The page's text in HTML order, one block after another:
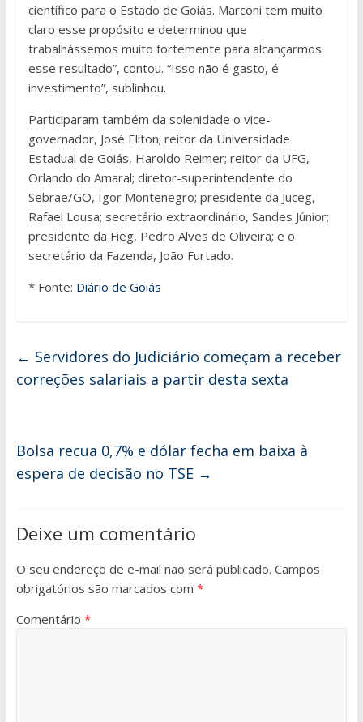
científico para o Estado de Goiás. Marconi tem muito
claro esse propósito e determinou que
trabalhássemos muito fortemente para alcançarmos
esse resultado”, contou. “Isso não é gasto, é
investimento”, sublinhou.
Participaram também da solenidade o vice-
governador, José Eliton; reitor da Universidade
Estadual de Goiás, Haroldo Reimer; reitor da UFG,
Orlando do Amaral; diretor-superintendente do
Sebrae/GO, Igor Montenegro; presidente da Juceg,
Rafael Lousa; secretário extraordinário, Sandes Júnior;
presidente da Fieg, Pedro Alves de Oliveira; e o
secretário da Fazenda, João Furtado.
* Fonte: Diário de Goiás
← Servidores do Judiciário começam a receber
correções salariais a partir desta sexta
Bolsa recua 0,7% e dólar fecha em baixa à
espera de decisão no TSE →
Deixe um comentário
O seu endereço de e-mail não será publicado. Campos
obrigatórios são marcados com *
Comentário *